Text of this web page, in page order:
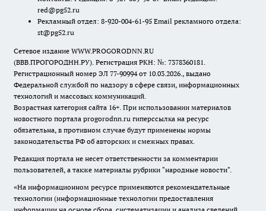
red@pg52.ru
Рекламный отдел: 8-920-004-61-95 Email рекламного отдела:
st@pg52.ru
Сетевое издание WWW.PROGORODNN.RU
(ВВВ.ПРОГОРОДНН.РУ). Регистрация РКН: №: 7378360181.
Регистрационный номер ЭЛ 77-90994 от 10.03.2026., выдано
Федеральной службой по надзору в сфере связи, информационных
технологий и массовых коммуникаций.
Возрастная категория сайта 16+. При использовании материалов
новостного портала progorodnn.ru гиперссылка на ресурс
обязательна, в противном случае будут применены нормы
законодательства РФ об авторских и смежных правах.
Редакция портала не несет ответственности за комментарии
пользователей, а также материалы рубрики "народные новости".
«На информационном ресурсе применяются рекомендательные
технологии (информационные технологии предоставления